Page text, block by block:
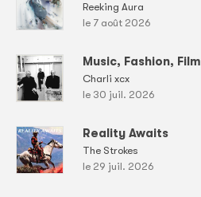
Reeking Aura
le 7 août 2026
Music, Fashion, Film
Charli xcx
le 30 juil. 2026
Reality Awaits
The Strokes
le 29 juil. 2026